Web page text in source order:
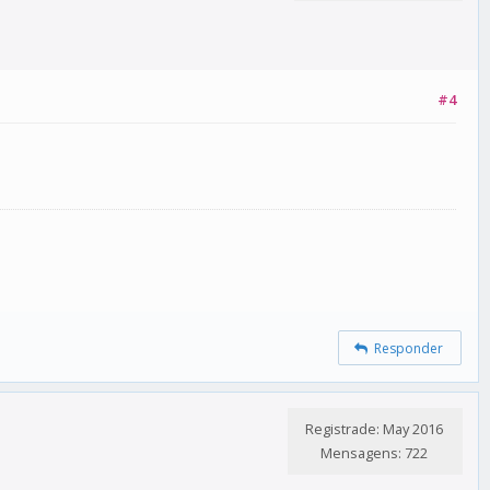
#4
Responder
Registrade: May 2016
Mensagens: 722